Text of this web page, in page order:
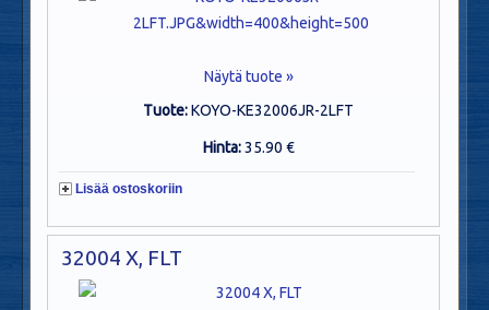
Näytä tuote »
Tuote:KOYO-KE32006JR-2LFT
Hinta:35.90 €
Lisää ostoskoriin
32004 X, FLT